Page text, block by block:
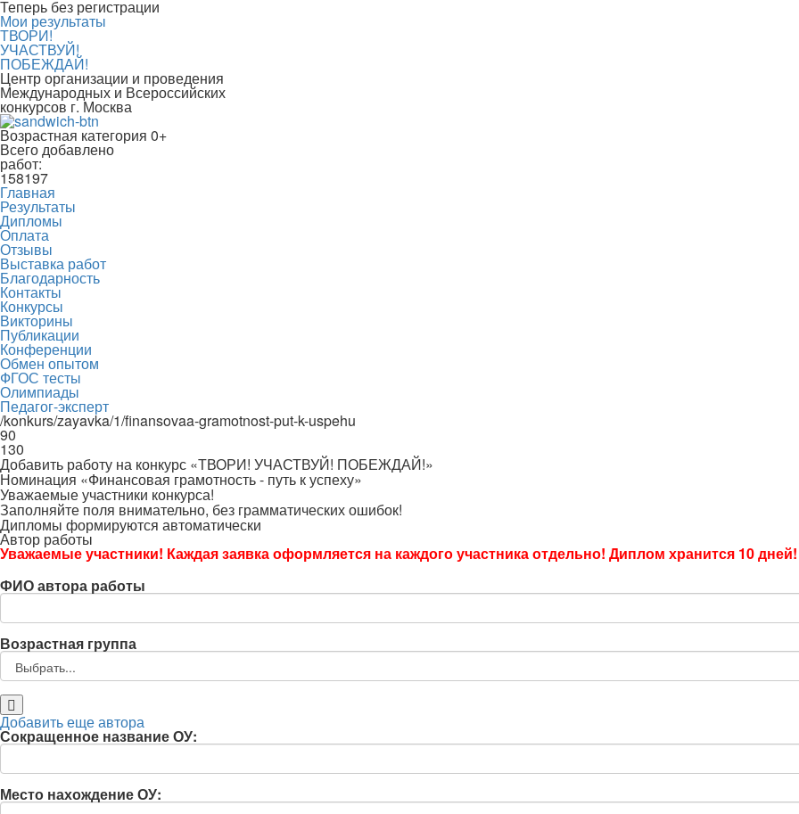
Теперь без регистрации
Мои результаты
ТВОРИ!
УЧАСТВУЙ!
ПОБЕЖДАЙ!
Центр организации и проведения
Международных и Всероссийских
конкурсов г. Москва
Возрастная категория 0+
Всего добавлено
работ:
158197
Главная
Результаты
Дипломы
Оплата
Отзывы
Выставка работ
Благодарность
Контакты
Конкурсы
Викторины
Публикации
Конференции
Обмен опытом
ФГОС тесты
Олимпиады
Педагог-эксперт
/konkurs/zayavka/1/finansovaa-gramotnost-put-k-uspehu
90
130
Добавить работу на конкурс «ТВОРИ! УЧАСТВУЙ! ПОБЕЖДАЙ!»
Номинация «Финансовая грамотность - путь к успеху»
Уважаемые участники конкурса!
Заполняйте поля внимательно, без грамматических ошибок!
Дипломы формируются автоматически
Автор работы
Уважаемые участники! Каждая заявка оформляется на каждого участника отдельно! Диплом хранится 10 дней!
ФИО автора работы
Возрастная группа
Добавить еще автора
Сокращенное название ОУ:
Место нахождение ОУ: